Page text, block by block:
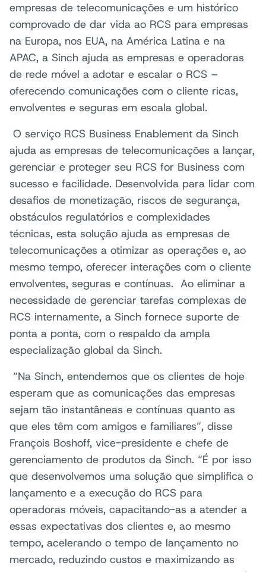
empresas de telecomunicações e um histórico
comprovado de dar vida ao RCS para empresas
na Europa, nos EUA, na América Latina e na
APAC, a Sinch ajuda as empresas e operadoras
de rede móvel a adotar e escalar o RCS –
oferecendo comunicações com o cliente ricas,
envolventes e seguras em escala global.
O serviço RCS Business Enablement da Sinch
ajuda as empresas de telecomunicações a lançar,
gerenciar e proteger seu RCS for Business com
sucesso e facilidade. Desenvolvida para lidar com
desafios de monetização, riscos de segurança,
obstáculos regulatórios e complexidades
técnicas, esta solução ajuda as empresas de
telecomunicações a otimizar as operações e, ao
mesmo tempo, oferecer interações com o cliente
envolventes, seguras e contínuas. Ao eliminar a
necessidade de gerenciar tarefas complexas de
RCS internamente, a Sinch fornece suporte de
ponta a ponta, com o respaldo da ampla
especialização global da Sinch.
“Na Sinch, entendemos que os clientes de hoje
esperam que as comunicações das empresas
sejam tão instantâneas e contínuas quanto as
que eles têm com amigos e familiares”, disse
François Boshoff, vice-presidente e chefe de
gerenciamento de produtos da Sinch. “É por isso
que desenvolvemos uma solução que simplifica o
lançamento e a execução do RCS para
operadoras móveis, capacitando-as a atender a
essas expectativas dos clientes e, ao mesmo
tempo, acelerando o tempo de lançamento no
mercado, reduzindo custos e maximizando as